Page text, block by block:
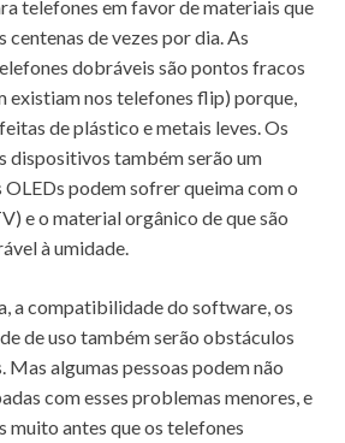
telefones em favor de materiais que
de vezes por dia. As
dobráveis ​​são pontos fracos
existiam nos telefones flip) porque,
de plástico e metais leves. Os
dispositivos também serão um
podem sofrer queima com o
e o material orgânico de que são
à umidade.
a compatibilidade do software, os
de uso também serão obstáculos
Mas algumas pessoas podem não
com esses problemas menores, e
muito antes que os telefones